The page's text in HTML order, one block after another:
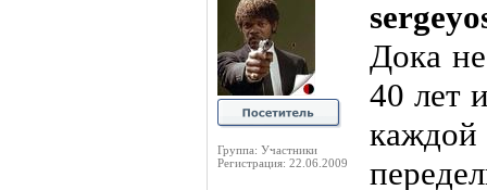
Группа: Участники
Регистрация: 22.06.2009
Дока
40 лет